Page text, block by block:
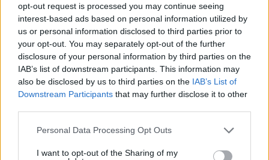
opt-out request is processed you may continue seeing
interest-based ads based on personal information utilized by
us or personal information disclosed to third parties prior to
your opt-out. You may separately opt-out of the further
disclosure of your personal information by third parties on the
IAB’s list of downstream participants. This information may
also be disclosed by us to third parties on the IAB’s List of
Downstream Participants that may further disclose it to other
Please note that this website/app uses one or more Google
not limited to your visit or usage behaviour. You may click to
Personal Data Processing Opt Outs
I want to opt-out of the Sharing of my
στην Ελλάδα
03.08.2026, 11:06